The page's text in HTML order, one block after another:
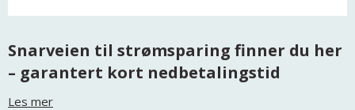
Snarveien til strømsparing finner du her
– garantert kort nedbetalingstid
Les mer